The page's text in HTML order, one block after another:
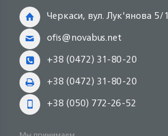
Черкаси, вул. Лук'янова 5/1
ofis@novabus.net
+38 (0472) 31-80-20
+38 (0472) 31-80-20
+38 (050) 772-26-52